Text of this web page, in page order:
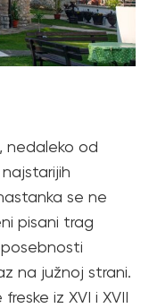
nedaleko od
se ne
pisani trag
na južnoj strani.
iz XVI i XVII